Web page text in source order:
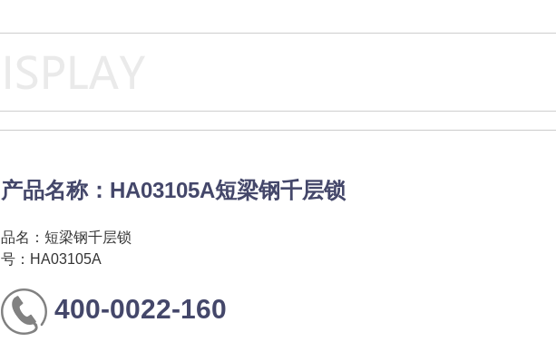
产品名称：HA03105A短梁钢千层锁
品名：短梁钢千层锁
号：HA03105A
400-0022-160